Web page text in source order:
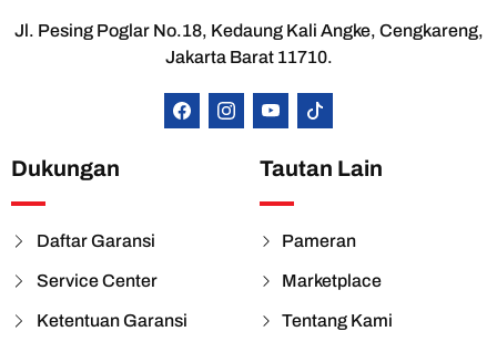
Jl. Pesing Poglar No.18, Kedaung Kali Angke, Cengkareng,
Jakarta Barat 11710.
Dukungan
Daftar Garansi
Service Center
Ketentuan Garansi
Tautan Lain
Pameran
Marketplace
Tentang Kami